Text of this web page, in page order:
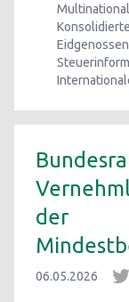
der
06.05.2026